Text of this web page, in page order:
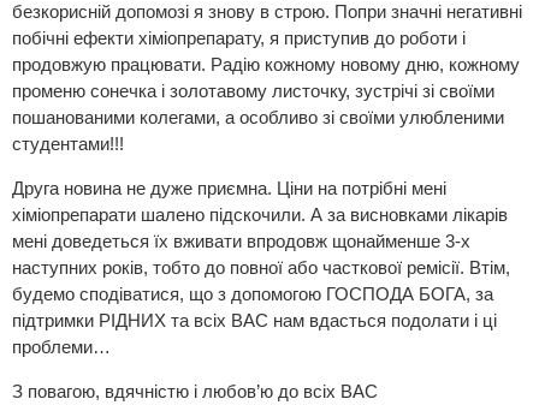
безкорисній допомозі я знову в строю. Попри значні негативні
побічні ефекти хіміопрепарату, я приступив до роботи і
продовжую працювати. Радію кожному новому дню, кожному
променю сонечка і золотавому листочку, зустрічі зі своїми
пошанованими колегами, а особливо зі своїми улюбленими
студентами!!!
Друга новина не дуже приємна. Ціни на потрібні мені
хіміопрепарати шалено підскочили. А за висновками лікарів
мені доведеться їх вживати впродовж щонайменше 3-х
наступних років, тобто до повної або часткової ремісії. Втім,
будемо сподіватися, що з допомогою ГОСПОДА БОГА, за
підтримки РІДНИХ та всіх ВАС нам вдасться подолати і ці
проблеми…
З повагою, вдячністю і любов’ю до всіх ВАС